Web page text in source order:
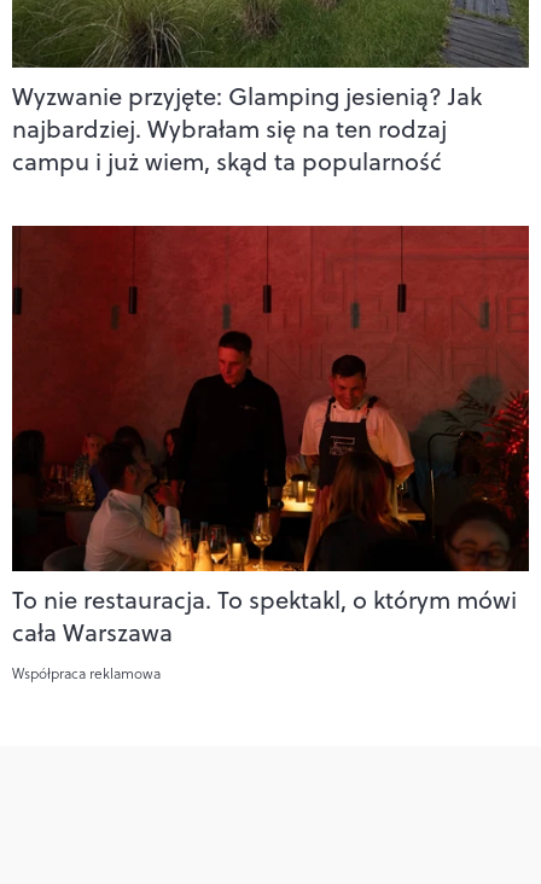
Wyzwanie przyjęte: Glamping jesienią? Jak
najbardziej. Wybrałam się na ten rodzaj
campu i już wiem, skąd ta popularność
To nie restauracja. To spektakl, o którym mówi
cała Warszawa
Współpraca reklamowa